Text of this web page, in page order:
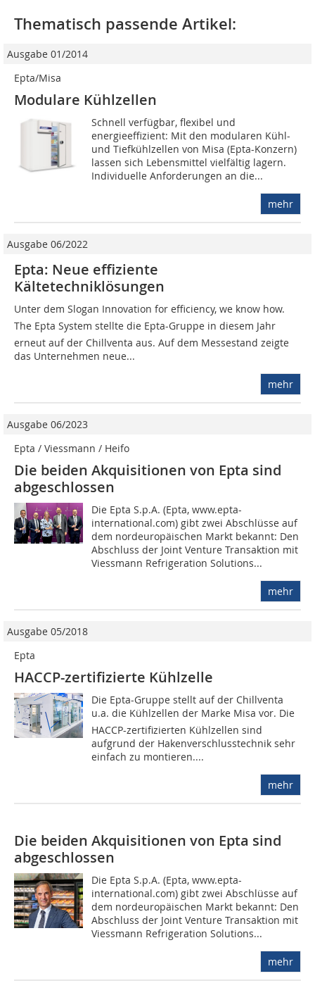
Thematisch passende Artikel:
Ausgabe 01/2014
Epta/Misa
Modulare Kühlzellen
Schnell verfügbar, flexibel und
energieeffizient: Mit den modularen Kühl-
und Tiefkühlzellen von Misa (Epta-Konzern)
lassen sich Lebensmittel vielfältig lagern.
Individuelle Anforderungen an die...
mehr
Ausgabe 06/2022
Epta: Neue effiziente
Kältetechniklösungen
Unter dem Slogan Innovation for efficiency, we know how.
The Epta System stellte die Epta-Gruppe in diesem Jahr
erneut auf der Chillventa aus. Auf dem Messestand zeigte
das Unternehmen neue...
mehr
Ausgabe 06/2023
Epta / Viessmann / Heifo
Die beiden Akquisitionen von Epta sind
abgeschlossen
Die Epta S.p.A. (Epta, www.epta-
international.com) gibt zwei Abschlüsse auf
dem nordeuropäischen Markt bekannt: Den
Abschluss der Joint Venture Transaktion mit
Viessmann Refrigeration Solutions...
mehr
Ausgabe 05/2018
Epta
HACCP-zertifizierte Kühlzelle
Die Epta-Gruppe stellt auf der Chillventa
u.a. die Kühlzellen der Marke Misa vor. Die
HACCP-zertifizierten Kühlzellen sind
aufgrund der Hakenverschlusstechnik sehr
einfach zu montieren....
mehr
Die beiden Akquisitionen von Epta sind
abgeschlossen
Die Epta S.p.A. (Epta, www.epta-
international.com) gibt zwei Abschlüsse auf
dem nordeuropäischen Markt bekannt: Den
Abschluss der Joint Venture Transaktion mit
Viessmann Refrigeration Solutions...
mehr